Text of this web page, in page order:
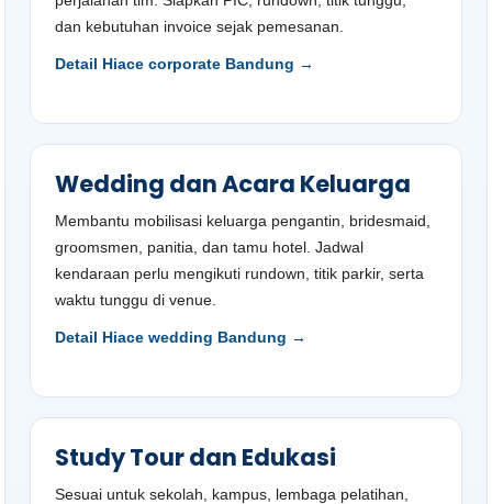
dan kebutuhan invoice sejak pemesanan.
Detail Hiace corporate Bandung →
Wedding dan Acara Keluarga
Membantu mobilisasi keluarga pengantin, bridesmaid,
groomsmen, panitia, dan tamu hotel. Jadwal
kendaraan perlu mengikuti rundown, titik parkir, serta
waktu tunggu di venue.
Detail Hiace wedding Bandung →
Study Tour dan Edukasi
Sesuai untuk sekolah, kampus, lembaga pelatihan,